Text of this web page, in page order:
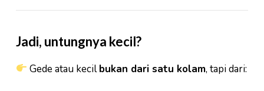
Jadi, untungnya kecil?
Gede atau kecilbukan dari satu kolam, tapi dari: